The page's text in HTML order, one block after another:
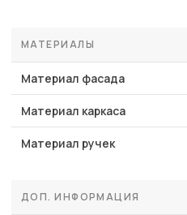
МАТЕРИАЛЫ
Материал фасада
Материал каркаса
Материал ручек
ДОП. ИНФОРМАЦИЯ